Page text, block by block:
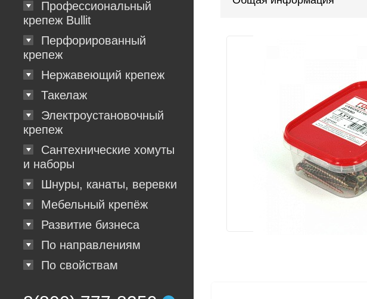
Профессиональный
крепеж Bullit
Перфорированный
крепеж
Нержавеющий крепеж
Такелаж
Электроустановочный
крепеж
Сантехнические хомуты
и наборы
Шнуры, канаты, веревки
Мебельный крепёж
Развитие бизнеса
По направлениям
По свойствам